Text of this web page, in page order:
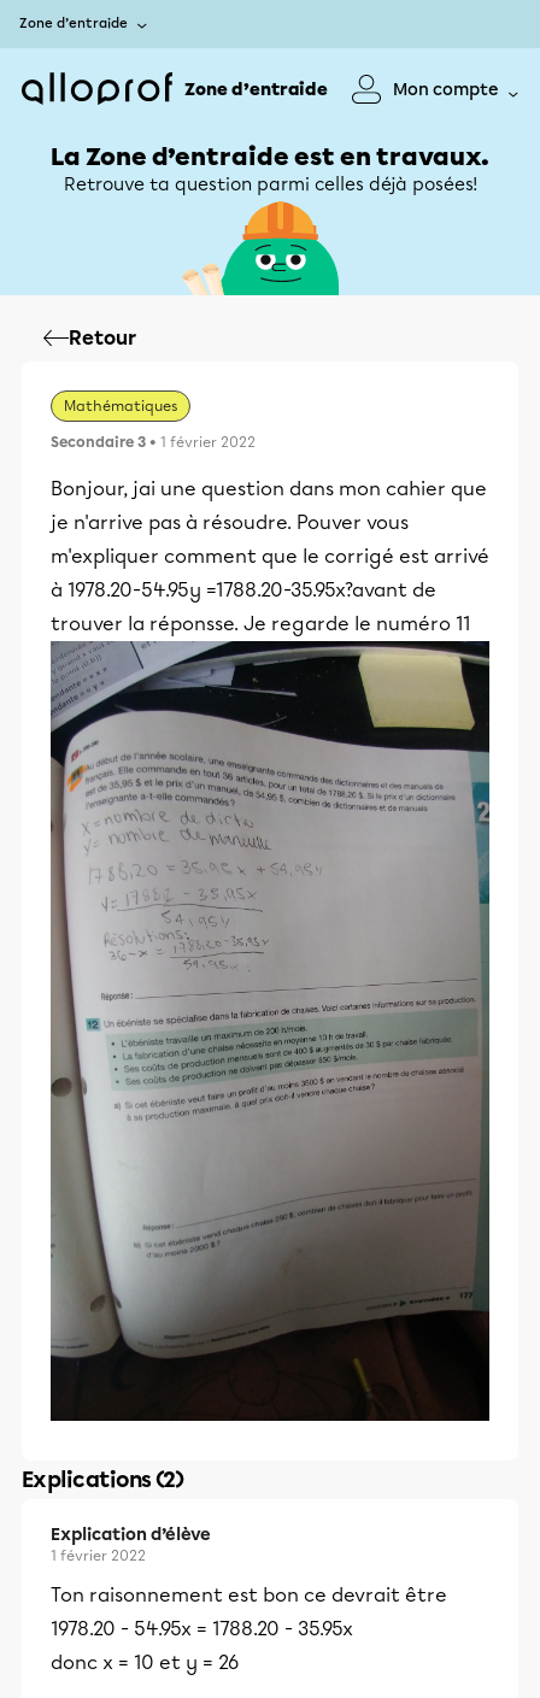
Zone d’entraide
Zone d’entraide Mon compte
La Zone d’entraide est en travaux.
Retrouve ta question parmi celles déjà posées!
Retour
Mathématiques
Secondaire 3 • 1 février 2022
Bonjour, jai une question dans mon cahier que
je n'arrive pas à résoudre. Pouver vous
m'expliquer comment que le corrigé est arrivé
à 1978.20-54.95y =1788.20-35.95x?avant de
trouver la réponsse. Je regarde le numéro 11
Explications (2)
Explication d’élève
1 février 2022
Ton raisonnement est bon ce devrait être
1978.20 - 54.95x = 1788.20 - 35.95x
donc x = 10 et y = 26